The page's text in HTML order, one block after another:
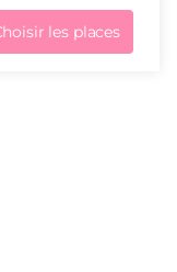
mars
20:30
De
les places
Nous